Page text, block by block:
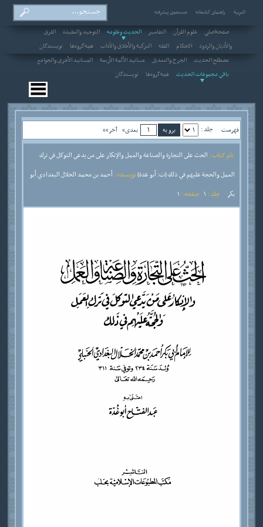
العربیة راهنمای کتابخانه جستجوی پیشرفته
صفحه‌اصلی علوم القرآن التفاسير الحديث وعلومه التوحيد والعقيدة
الفرق
والأديان والردود
الاحکام الفقه التزكية والأخلاق والآداب همه‌گروه‌ها
نویسندگان
مصطلح الحديث
الجرح والتعديل مسانيد الأئمة الأربعة
المسانيد الأخرى والجوامع
باقي مجموعات الحديث
همه‌گروه‌ها نویسندگان
فهرست جلد : بعدی» آخر»»
نام کتاب : الحث على التجارة والصناعة والعمل والإنكار على من يدعي التوكل في ترك
العمل والحجة عليهم في ذلك (ت: أبو غدة)نویسنده :أحمد بن محمد الخلال البغدادي أبو
بكر
جلد : صفحه :